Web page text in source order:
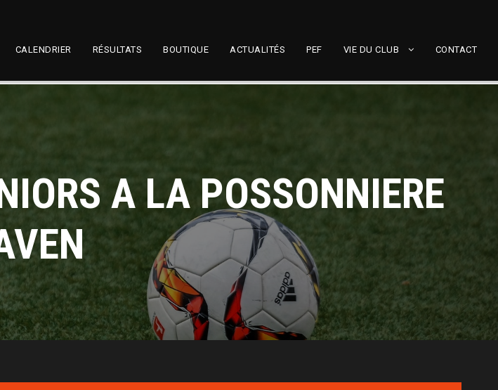
CALENDRIER RÉSULTATS BOUTIQUE ACTUALITÉS PEF VIE DU CLUB CONTACT
A LA POSSONNIERE